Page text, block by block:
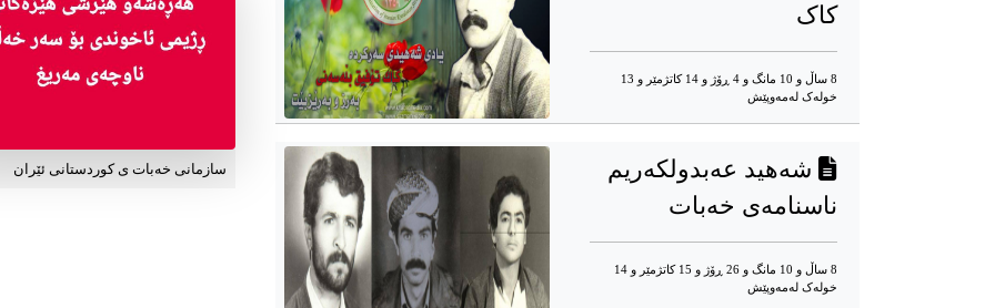
کاک
8 ساڵ و 10 مانگ و 4 ڕۆژ و 14 کاتژمێر و 13
خوله‌ک له‌مه‌وپێش‌
شەهید عەبدولکەریم
ناسنامەی خەبات
8 ساڵ و 10 مانگ و 26 ڕۆژ و 15 کاتژمێر و 14
خوله‌ک له‌مه‌وپێش‌
سازمانی خەبات ی کوردستانی ئێران